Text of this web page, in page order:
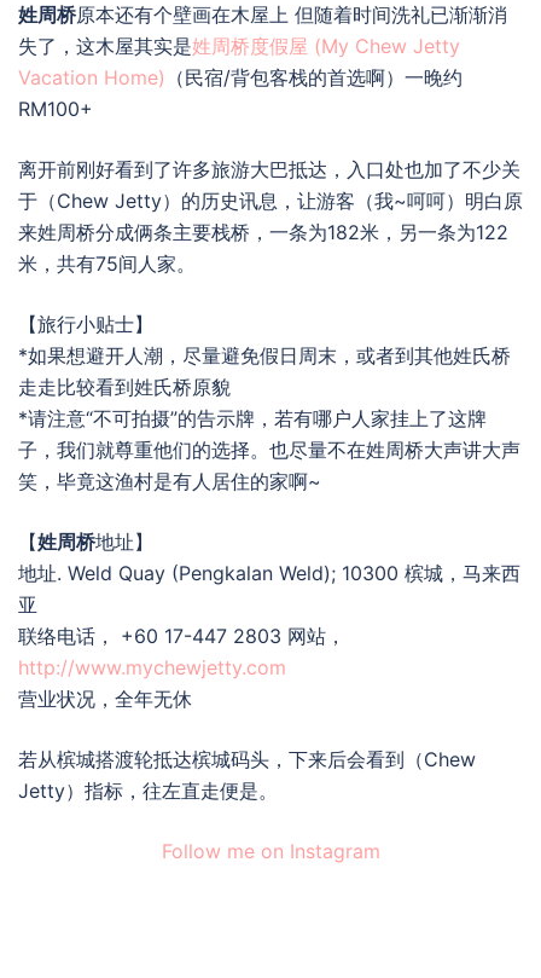
姓周桥原本还有个壁画在木屋上 但随着时间洗礼已渐渐消
失了，这木屋其实是姓周桥度假屋 (My Chew Jetty
Vacation Home) （民宿/背包客栈的首选啊）一晚约
RM100+
离开前刚好看到了许多旅游大巴抵达，入口处也加了不少关
于（Chew Jetty）的历史讯息，让游客（我~呵呵）明白原
来姓周桥分成俩条主要栈桥，一条为182米，另一条为122
米，共有75间人家。
【旅行小贴士】
*如果想避开人潮，尽量避免假日周末，或者到其他姓氏桥
走走比较看到姓氏桥原貌
*请注意“不可拍摄”的告示牌，若有哪户人家挂上了这牌
子，我们就尊重他们的选择。也尽量不在姓周桥大声讲大声
笑，毕竟这渔村是有人居住的家啊~
【姓周桥地址】
地址. Weld Quay (Pengkalan Weld); 10300 槟城，马来西
亚
联络电话， +60 17-447 2803 网站，
http://www.mychewjetty.com
营业状况，全年无休
若从槟城搭渡轮抵达槟城码头，下来后会看到（Chew
Jetty）指标，往左直走便是。
Follow me on Instagram